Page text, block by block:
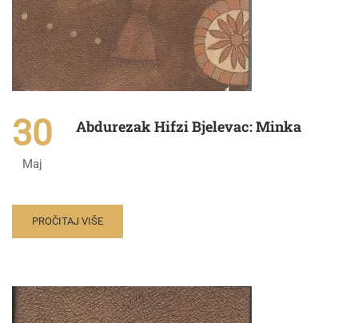
30
Maj
Abdurezak Hifzi Bjelevac: Minka
PROČITAJ VIŠE